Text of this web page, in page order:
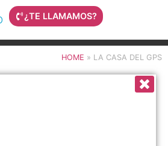
¿TE LLAMAMOS?
HOME » LA CASA DEL GPS